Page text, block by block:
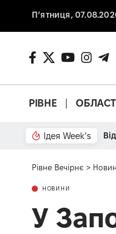
П’ятниця,
РІВНЕ
Ідея Week's
Рівне Вечірнє >
НОВИНИ
У